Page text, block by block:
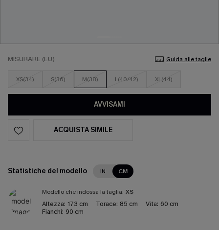
MISURARE (EU) Guida alle taglie
XS(34) S(36) M(38) L(40/42) XL(44)
AVVISAMI
ACQUISTA SIMILE
Statistiche del modello IN CM
Modello che indossa la taglia: XS
Altezza: 173 cm Torace: 85 cm Vita: 60 cm
Fianchi: 90 cm